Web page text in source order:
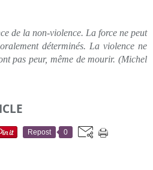
de la non-violence. La force ne peut
déterminés. La violence ne
pas peur, même de mourir. (Michel
Repost 0